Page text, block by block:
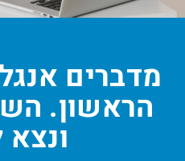
מדברים
הראשון.